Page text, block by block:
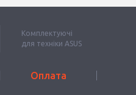
Комплектуючі
для техніки ASUS
Оплата